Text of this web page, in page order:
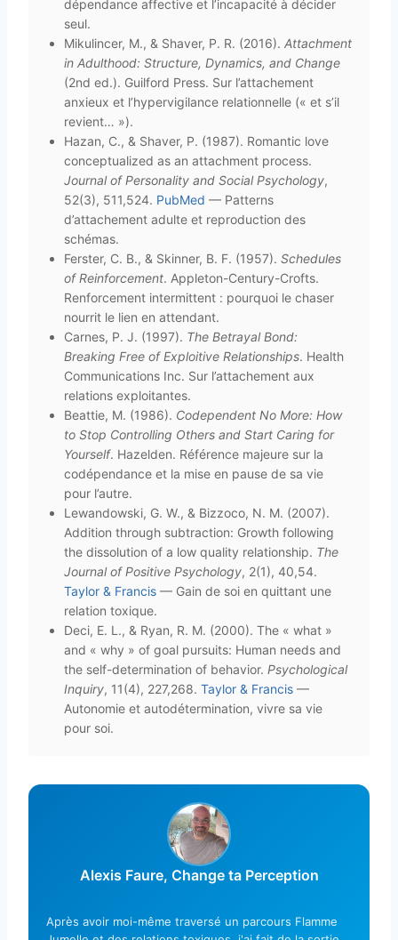
dépendance affective et l’incapacité à décider
seul.
Mikulincer, M., & Shaver, P. R. (2016). Attachment
in Adulthood: Structure, Dynamics, and Change
(2nd ed.). Guilford Press. Sur l’attachement
anxieux et l’hypervigilance relationnelle (« et s’il
revient… »).
Hazan, C., & Shaver, P. (1987). Romantic love
conceptualized as an attachment process.
Journal of Personality and Social Psychology,
52(3), 511,524. PubMed — Patterns
d’attachement adulte et reproduction des
schémas.
Ferster, C. B., & Skinner, B. F. (1957). Schedules
of Reinforcement. Appleton-Century-Crofts.
Renforcement intermittent : pourquoi le chaser
nourrit le lien en attendant.
Carnes, P. J. (1997). The Betrayal Bond:
Breaking Free of Exploitive Relationships. Health
Communications Inc. Sur l’attachement aux
relations exploitantes.
Beattie, M. (1986). Codependent No More: How
to Stop Controlling Others and Start Caring for
Yourself. Hazelden. Référence majeure sur la
codépendance et la mise en pause de sa vie
pour l’autre.
Lewandowski, G. W., & Bizzoco, N. M. (2007).
Addition through subtraction: Growth following
the dissolution of a low quality relationship. The
Journal of Positive Psychology, 2(1), 40,54.
Taylor & Francis — Gain de soi en quittant une
relation toxique.
Deci, E. L., & Ryan, R. M. (2000). The « what »
and « why » of goal pursuits: Human needs and
the self-determination of behavior. Psychological
Inquiry, 11(4), 227,268. Taylor & Francis —
Autonomie et autodétermination, vivre sa vie
pour soi.
Alexis Faure, Change ta Perception
Après avoir moi-même traversé un parcours Flamme